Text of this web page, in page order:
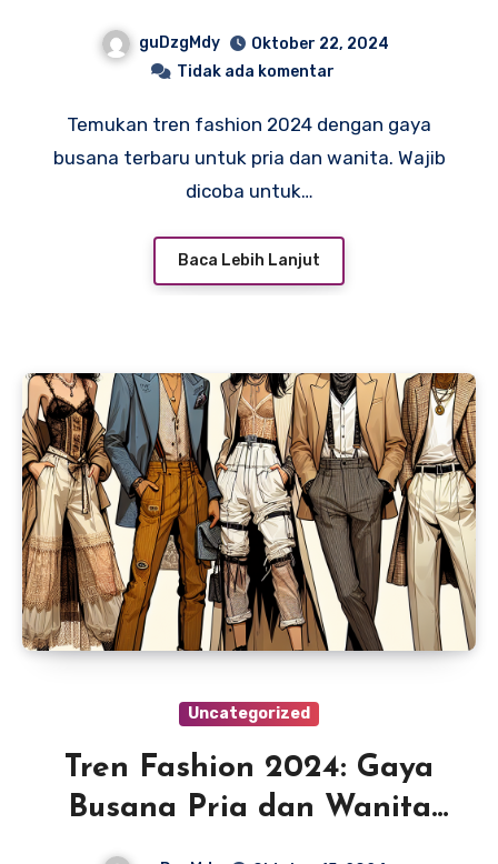
Mengubah Penampilan
Pria dan Wanita
guDzgMdy
Oktober 22, 2024
Tidak ada komentar
Temukan tren fashion 2024 dengan gaya
busana terbaru untuk pria dan wanita. Wajib
dicoba untuk…
Baca Lebih Lanjut
Uncategorized
Tren Fashion 2024: Gaya
Busana Pria dan Wanita
yang Menggugah!